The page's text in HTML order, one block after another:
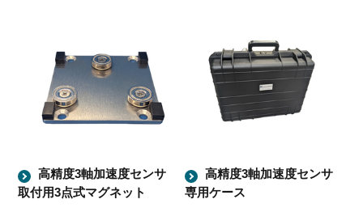
高精度3軸加速度センサ
取付用3点式マグネット
高精度3軸加速度センサ
専用ケース